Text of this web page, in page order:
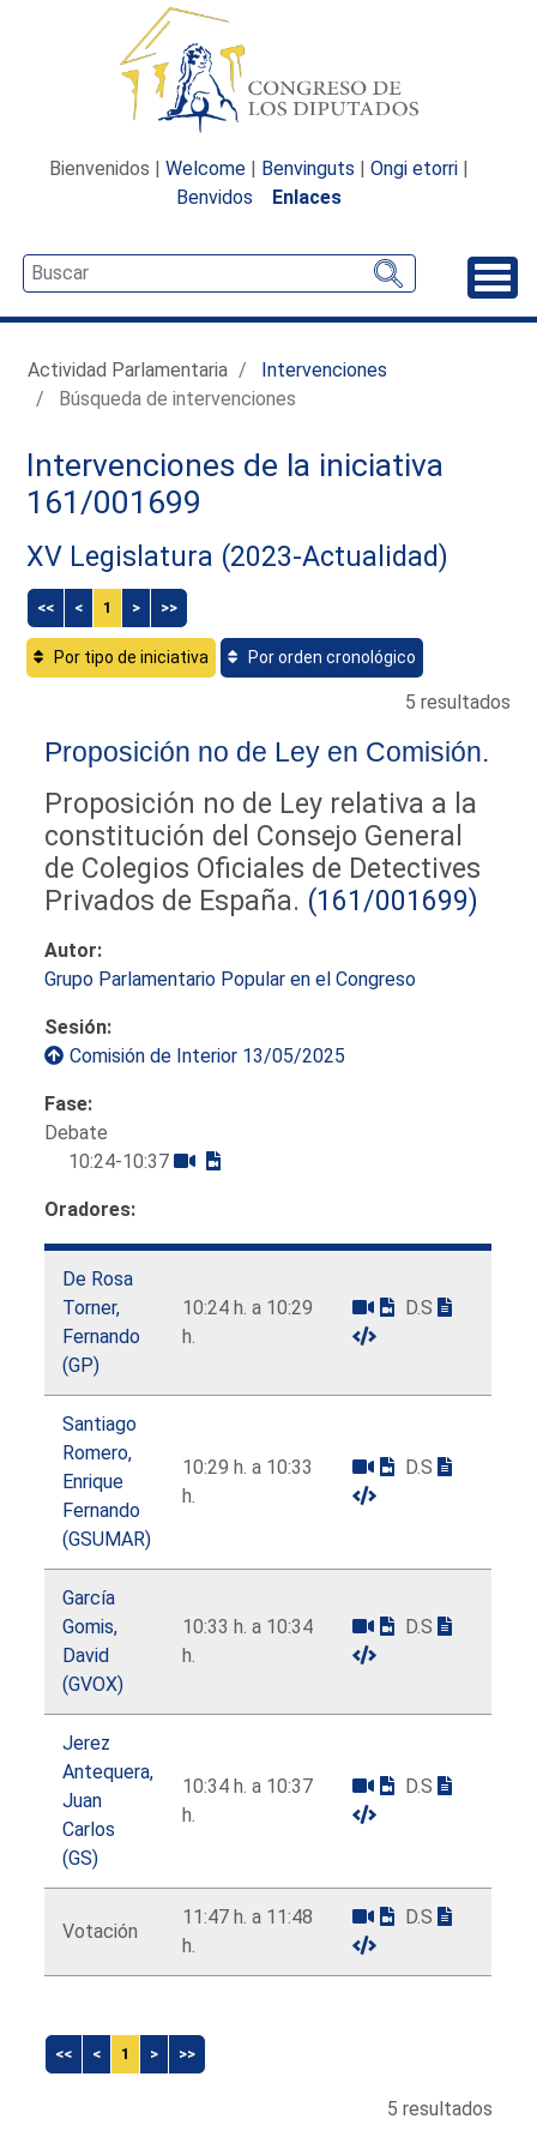
Bienvenidos | Welcome | Benvinguts | Ongi etorri |
Benvidos
Enlaces
Actividad Parlamentaria
Intervenciones
Búsqueda de intervenciones
Intervenciones de la iniciativa
161/001699
XV Legislatura (2023-Actualidad)
<< < 1 > >>
Por tipo de iniciativa Por orden cronológico
5 resultados
Proposición no de Ley en Comisión.
Proposición no de Ley relativa a la
constitución del Consejo General
de Colegios Oficiales de Detectives
Privados de España. (161/001699)
Autor:
Grupo Parlamentario Popular en el Congreso
Sesión:
Comisión de Interior 13/05/2025
Fase:
Debate
10:24-10:37
Oradores:
De Rosa
Torner,
Fernando
(GP)
10:24 h. a 10:29
h.
D.S
Santiago
Romero,
Enrique
Fernando
(GSUMAR)
10:29 h. a 10:33
h.
D.S
García
Gomis,
David
(GVOX)
10:33 h. a 10:34
h.
D.S
Jerez
Antequera,
Juan
Carlos
(GS)
10:34 h. a 10:37
h.
D.S
Votación
11:47 h. a 11:48
h.
D.S
<< < 1 > >>
5 resultados